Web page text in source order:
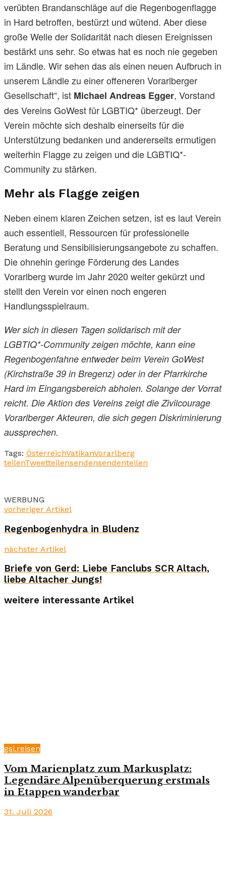
verübten Brandanschläge auf die Regenbogenflagge
in Hard betroffen, bestürzt und wütend. Aber diese
große Welle der Solidarität nach diesen Ereignissen
bestärkt uns sehr. So etwas hat es noch nie gegeben
im Ländle. Wir sehen das als einen neuen Aufbruch in
unserem Ländle zu einer offeneren Vorarlberger
Gesellschaft“, ist Michael Andreas Egger, Vorstand
des Vereins GoWest für LGBTIQ* überzeugt. Der
Verein möchte sich deshalb einerseits für die
Unterstützung bedanken und andererseits ermutigen
weiterhin Flagge zu zeigen und die LGBTIQ*-
Community zu stärken.
Mehr als Flagge zeigen
Neben einem klaren Zeichen setzen, ist es laut Verein
auch essentiell, Ressourcen für professionelle
Beratung und Sensibilisierungsangebote zu schaffen.
Die ohnehin geringe Förderung des Landes
Vorarlberg wurde im Jahr 2020 weiter gekürzt und
stellt den Verein vor einen noch engeren
Handlungsspielraum.
Wer sich in diesen Tagen solidarisch mit der
LGBTIQ*-Community zeigen möchte, kann eine
Regenbogenfahne entweder beim Verein GoWest
(Kirchstraße 39 in Bregenz) oder in der Pfarrkirche
Hard im Eingangsbereich abholen. Solange der Vorrat
reicht. Die Aktion des Vereins zeigt die Zivilcourage
Vorarlberger Akteuren, die sich gegen Diskriminierung
aussprechen.
Tags: ÖsterreichVatikanVorarlberg
teilenTweetteilensendensendenteilen
WERBUNG
vorheriger Artikel
Regenbogenhydra in Bludenz
nächster Artikel
Briefe von Gerd: Liebe Fanclubs SCR Altach,
liebe Altacher Jungs!
weitere interessante Artikel
gsi.reisen
Vom Marienplatz zum Markusplatz:
Legendäre Alpenüberquerung erstmals
in Etappen wanderbar
31. Juli 2026